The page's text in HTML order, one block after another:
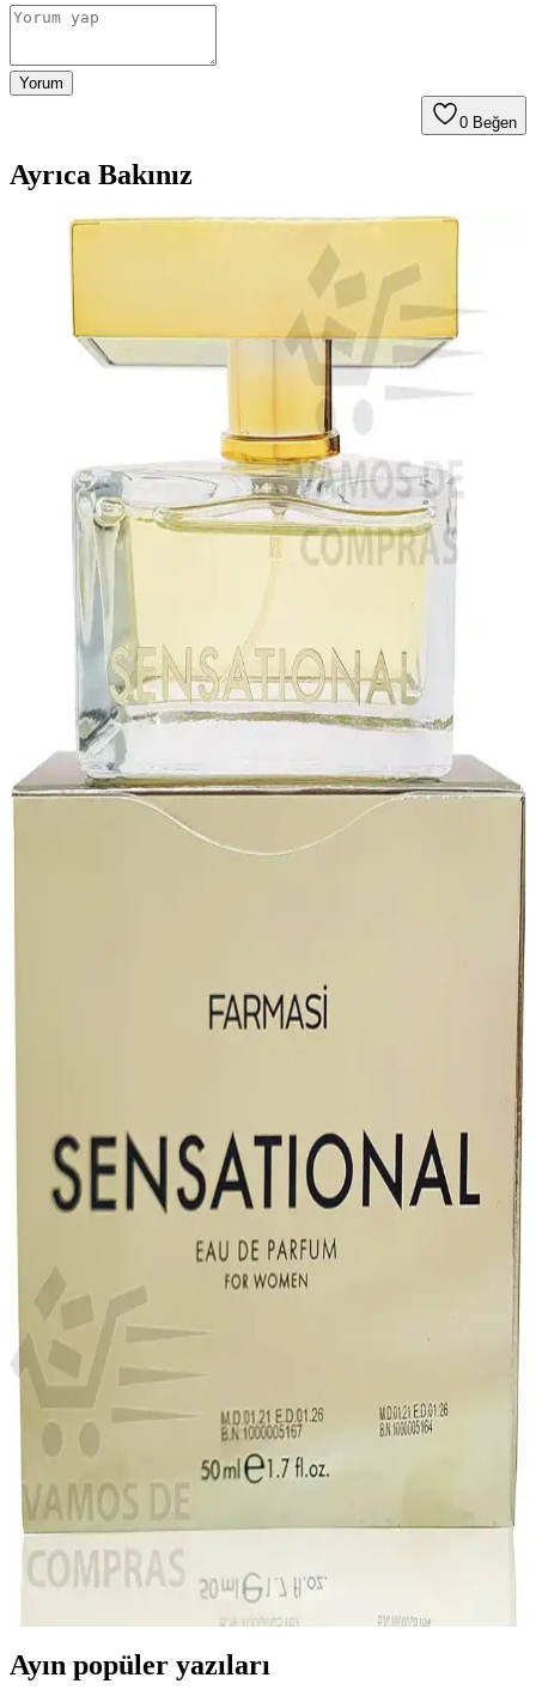
Yorum
0 Beğen
Ayrıca Bakınız
Farmasi Tender Blush On Allık ile Doğal ve Canlı
Bir Görünüm Elde Edin
Farmasi'nin Tender Blush On Allık'ı, kolay uygulanabilir ve doğal
turuncu tonlarıyla yüzünüze tazelik ve canlılık sağlar, kompakt
yapısıyla pratik kullanım sunar.
Farmasi Dr. C. Tuna X2 Double Effect Paprika Chili
Biber Balsamı Masaj Jeli İnceleme ve Kullanıcı
Yorumları
Farmasi Dr. C. Tuna X2 Double Effect Paprika Chili Biber Balsamı,
250 ml krem formunda, anti alerjik özellikli, kas ve eklem ağrılarını
hafifletmeye yardımcı, hızlı etkili ve güvenilir bir masaj jeli.
Farmasi Işıltılı Makyaj Bazı Vfx Pro Camera Ready
Strobe Cream İnceleme ve Kullanım Rehberi
Farmasi'nin Işıltılı Makyaj Bazı, ciltte parlaklık ve pürüzsüzlük
sağlayan, hafif yapılı ve doğal ışıltı kazandıran bir ürün. Makyaj
öncesi hazırlıkta ve tek başına kullanıldığında cilde enerji verir.
Farmasi Botanics Adaçayı Özlü Güçlendirici
Şampuan İnce Telli Saçlar İçin Doğal Bakım
Farmasi Botanics Adaçayı Özlü Güçlendirici Şampuan, ince telli
Masaj Kremi 500ML Kas ve Eklem Ağrılarına Etkili
Farmasi Gaucho Edp Erkek Parfümü: Odunsu ve
Ferah Kokusu ile Uzun Süre Kalıcılık Sağlar
Farmasi Gaucho Edp erkek parfümü, odunsu ve ferah aromasıyla
süre etkili ve enerjik bir deneyim sağlar.
Farmasi Stick Allık 02 Play: Doğal ve Çekici Bir
Gülümseme İçin Mükemmel Seçenek
Farmasi'nin Stick Allık 02 Play, pratik uygulaması ve doğal pembe
tonu ile yüz hatlarını belirginleştirir, sağlıklı parlaklık sağlar, günlük
ve özel günler için ideal, yüksek pigmentasyon ve kolay dağılım
sunar.
Farmasi Sensational Ürün İncelemesi ve Kozmetik
Ölçü Birimleri Dönüşümü Rehberi
Farmasi Sensational ürünü hakkında doğrudan bilgi bulunmamakla
birlikte, kozmetik ürünlerde metrik dönüşüm araçlarının kullanımı ve
ölçü birimlerinin doğru anlaşılması önemlidir.
Ayın popüler yazıları